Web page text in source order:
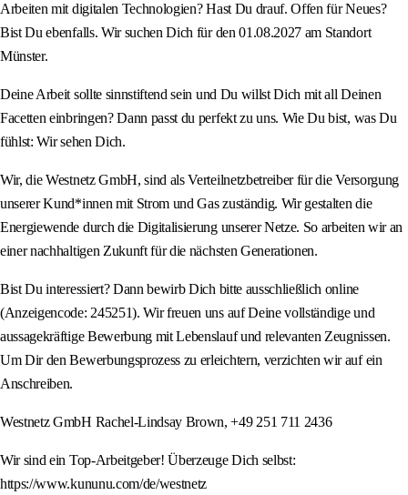
Arbeiten mit digitalen Technologien? Hast Du drauf. Offen für Neues?
Bist Du ebenfalls. Wir suchen Dich für den 01.08.2027 am Standort
Münster.
Deine Arbeit sollte sinnstiftend sein und Du willst Dich mit all Deinen
Facetten einbringen? Dann passt du perfekt zu uns. Wie Du bist, was Du
fühlst: Wir sehen Dich.
Wir, die Westnetz GmbH, sind als Verteilnetzbetreiber für die Versorgung
unserer Kund*innen mit Strom und Gas zuständig. Wir gestalten die
Energiewende durch die Digitalisierung unserer Netze. So arbeiten wir an
einer nachhaltigen Zukunft für die nächsten Generationen.
Bist Du interessiert? Dann bewirb Dich bitte ausschließlich online
(Anzeigencode: 245251). Wir freuen uns auf Deine vollständige und
aussagekräftige Bewerbung mit Lebenslauf und relevanten Zeugnissen.
Um Dir den Bewerbungsprozess zu erleichtern, verzichten wir auf ein
Anschreiben.
Westnetz GmbH Rachel-Lindsay Brown, +49 251 711 2436
Wir sind ein Top-Arbeitgeber! Überzeuge Dich selbst:
https://www.kununu.com/de/westnetz